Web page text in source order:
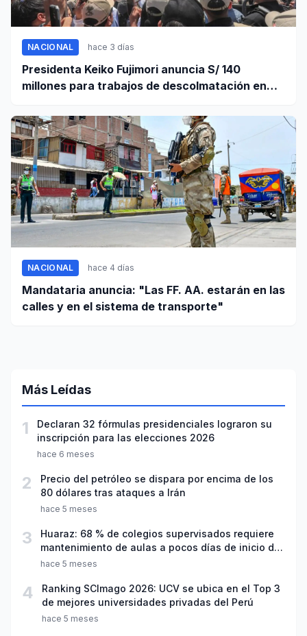
NACIONAL hace 3 días
Presidenta Keiko Fujimori anuncia S/ 140
millones para trabajos de descolmatación en
NACIONAL hace 4 días
Mandataria anuncia: "Las FF. AA. estarán en las
calles y en el sistema de transporte"
Más Leídas
1
Declaran 32 fórmulas presidenciales lograron su
inscripción para las elecciones 2026
hace 6 meses
2
Precio del petróleo se dispara por encima de los
80 dólares tras ataques a Irán
hace 5 meses
3
Huaraz: 68 % de colegios supervisados requiere
mantenimiento de aulas a pocos días de inicio del
año escolar 2026
hace 5 meses
4
Ranking SCImago 2026: UCV se ubica en el Top 3
de mejores universidades privadas del Perú
hace 5 meses